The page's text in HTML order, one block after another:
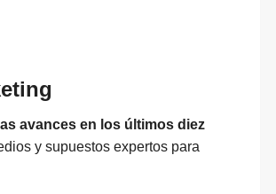
avances en los últimos diez
y supuestos expertos para